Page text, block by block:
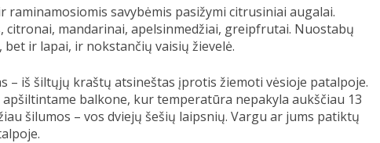
savybėmis pasižymi citrusiniai augalai.
citronai, mandarinai, apelsinmedžiai, greipfrutai. Nuostabų
ir lapai, ir nokstančių vaisių žievelė.
– iš šiltųjų kraštų atsineštas įprotis žiemoti vėsioje patalpoje.
balkone, kur temperatūra nepakyla aukščiau 13
šilumos – vos dviejų šešių laipsnių. Vargu ar jums patiktų